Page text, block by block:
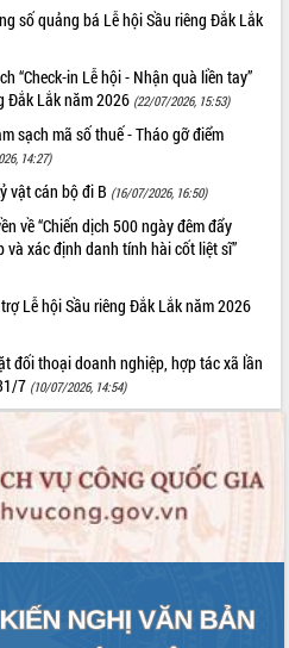
số quảng bá Lễ hội Sầu riêng Đắk Lắk
“Check-in Lễ hội - Nhận quà liền tay”
Đắk Lắk năm 2026 (22/07/2026, 15:53)
sạch mã số thuế - Tháo gỡ điểm
14:27)
vật cán bộ đi B (16/07/2026, 16:50)
về “Chiến dịch 500 ngày đêm đẩy
xác định danh tính hài cốt liệt sĩ”
Lễ hội Sầu riêng Đắk Lắk năm 2026
đối thoại doanh nghiệp, hợp tác xã lần
7 (10/07/2026, 14:54)